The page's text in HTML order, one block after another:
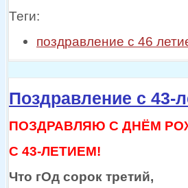
Теги:
поздравление с 46
Поздравление с 43-
ПОЗДРАВЛЯЮ С ДНЁМ
С 43-ЛЕТИЕМ!
Что гОд сорок третий,